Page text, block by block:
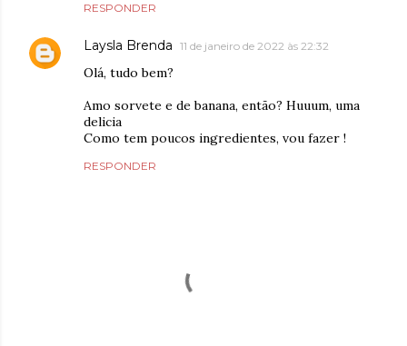
RESPONDER
Laysla Brenda 11 de janeiro de 2022 às 22:32
Olá, tudo bem?
Amo sorvete e de banana, então? Huuum, uma
delicia
Como tem poucos ingredientes, vou fazer !
RESPONDER